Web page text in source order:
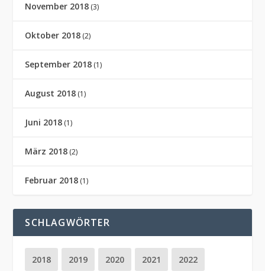
November 2018 (3)
Oktober 2018 (2)
September 2018 (1)
August 2018 (1)
Juni 2018 (1)
März 2018 (2)
Februar 2018 (1)
SCHLAGWÖRTER
2018 2019 2020 2021 2022